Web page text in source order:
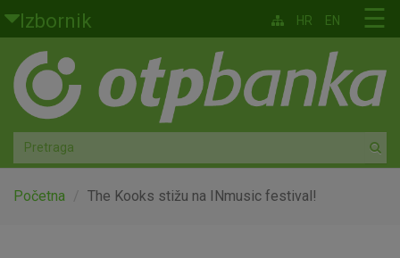
Skoči na glavni sadržaj
Izbornik
Građani
Privatno bankarstvo
Agro
Mala poduzeća i obrtnici
☰
HR EN
Početna The Kooks stižu na INmusic festival!